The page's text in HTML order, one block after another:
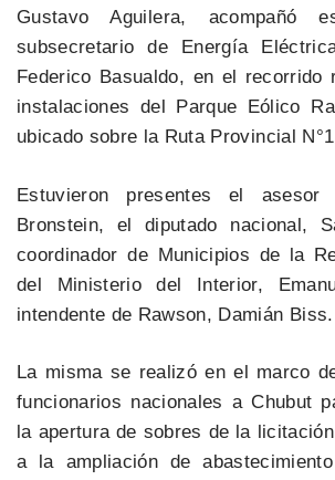
Gustavo Aguilera, acompañó
subsecretario de Energía
Federico Basualdo, en el recorrido
instalaciones del Parque Eólico
ubicado sobre la Ruta Provincial
Estuvieron presentes el
Bronstein, el diputado nacional,
coordinador de Municipios de la
del Ministerio del Interior,
intendente de Rawson, Damián Biss.
La misma se realizó en el marco
funcionarios nacionales a Chubut
la apertura de sobres de la
a la ampliación de